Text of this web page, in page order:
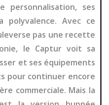
personnalisation, ses
polyvalence. Avec ce
pas une recette
le Captur voit sa
et ses équipements
pour continuer encore
commerciale. Mais la